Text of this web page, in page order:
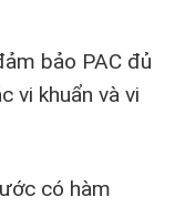
bảo PAC đủ
vi khuẩn và vi
có hàm